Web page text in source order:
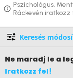
Pszichológus,
Ráckevén
Keresés
Ne maradj le a
Iratkozz fel!